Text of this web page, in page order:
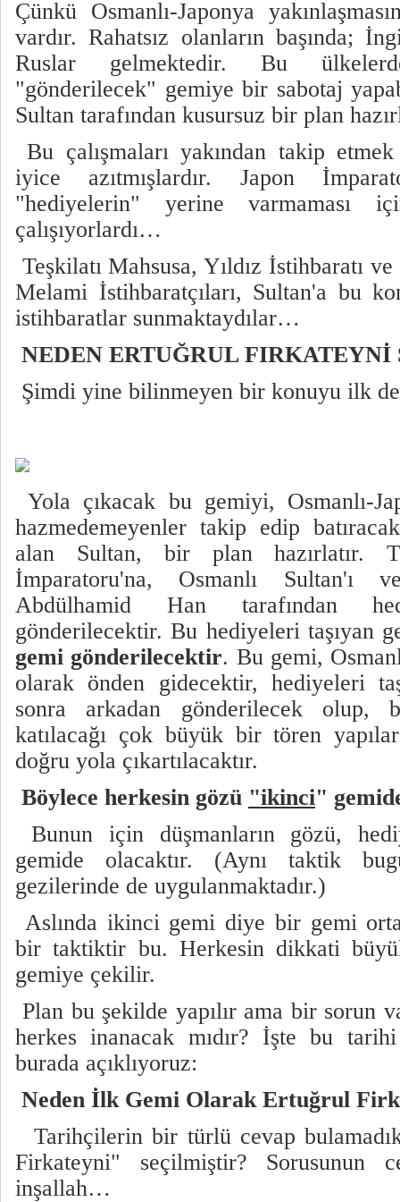
Çünkü Osmanlı-Japonya
vardır. Rahatsız olanların başında;
Ruslar gelmektedir. Bu
"gönderilecek" gemiye bir sabotaj
Sultan tarafından kusursuz bir plan
Bu çalışmaları yakından takip
iyice azıtmışlardır. Japon
"hediyelerin" yerine
çalışıyorlardı…
Teşkilatı Mahsusa, Yıldız İstihbaratı
Melami İstihbaratçıları, Sultan'a bu
istihbaratlar sunmaktaydılar…
NEDEN ERTUĞRUL
Şimdi yine bilinmeyen bir konuyu ilk
Yola çıkacak bu gemiyi, Osmanlı-
hazmedemeyenler takip edip
alan Sultan, bir plan hazırlatır.
İmparatoru'na, Osmanlı Sultan'ı
Abdülhamid Han tarafından
gönderilecektir. Bu hediyeleri taşıyan
gemi gönderilecektir. Bu gemi,
olarak önden gidecektir, hediyeleri
sonra arkadan gönderilecek olup,
katılacağı çok büyük bir tören
doğru yola çıkartılacaktır.
Böylece herkesin gözü "ikinci"
Bunun için düşmanların gözü,
gemide olacaktır. (Aynı taktik
gezilerinde de uygulanmaktadır.)
Aslında ikinci gemi diye bir gemi
bir taktiktir bu. Herkesin dikkati
gemiye çekilir.
Plan bu şekilde yapılır ama bir sorun
herkes inanacak mıdır? İşte bu
burada açıklıyoruz:
Neden İlk Gemi Olarak Ertuğrul
Tarihçilerin bir türlü cevap
Firkateyni" seçilmiştir? Sorusunun
inşallah…